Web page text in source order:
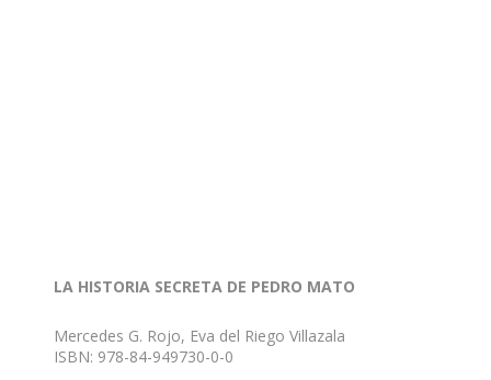
LA HISTORIA SECRETA DE PEDRO MATO
Mercedes G. Rojo, Eva del Riego Villazala
ISBN: 978-84-949730-0-0